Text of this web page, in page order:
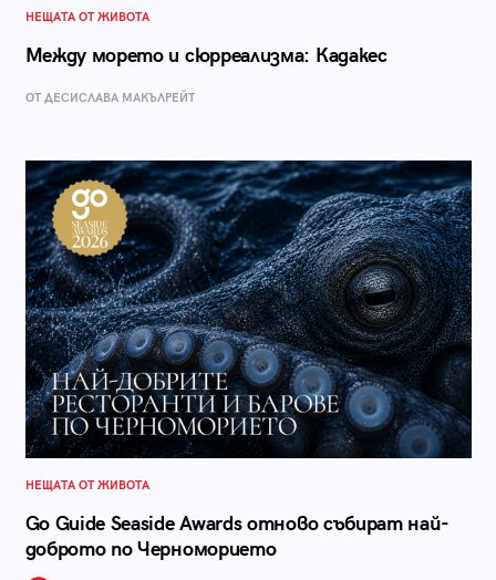
НЕЩАТА ОТ ЖИВОТА
Между морето и сюрреализма: Кадакес
ОТ ДЕСИСЛАВА МАКЪЛРЕЙТ
НЕЩАТА ОТ ЖИВОТА
Go Guide Seaside Awards отново събират най-
доброто по Черноморието